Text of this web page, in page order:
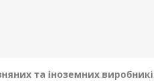
та іноземних